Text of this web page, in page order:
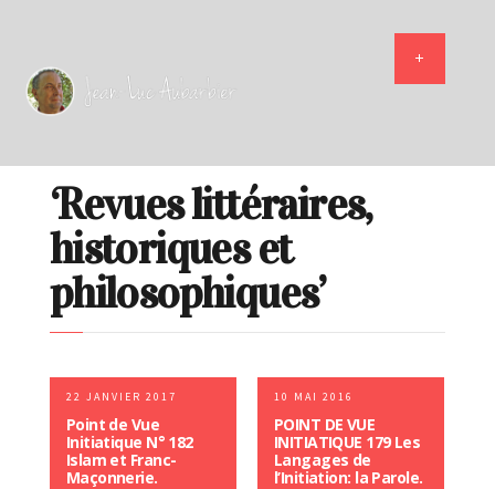
‘Revues littéraires,
historiques et
philosophiques’
22 JANVIER 2017
Point de Vue
Initiatique N° 182
Islam et Franc-
Maçonnerie.
10 MAI 2016
POINT DE VUE
INITIATIQUE 179 Les
Langages de
l’Initiation: la Parole.